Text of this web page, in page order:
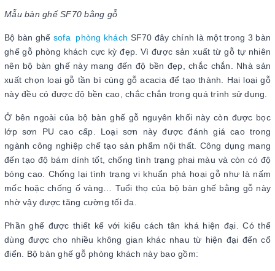
Mẫu bàn ghế SF70 bằng gỗ
Bộ bàn ghế sofa phòng khách SF70 đây chính là một trong 3 bàn
ghế gỗ phòng khách cực kỳ đẹp. Vì được sản xuất từ gỗ tự nhiên
nên bộ bàn ghế này mang đến độ bền đẹp, chắc chắn. Nhà sản
xuất chọn loại gỗ tần bì cùng gỗ acacia để tạo thành. Hai loại gỗ
này đều có được độ bền cao, chắc chắn trong quá trình sử dụng.
Ở bên ngoài của bộ bàn ghế gỗ nguyên khối này còn được bọc
lớp sơn PU cao cấp. Loại sơn này được đánh giá cao trong
ngành công nghiệp chế tạo sản phẩm nội thất. Công dụng mang
đến tạo độ bám dính tốt, chống tình trạng phai màu và còn có độ
bóng cao. Chống lại tình trạng vi khuẩn phá hoại gỗ như là nấm
mốc hoặc chống ố vàng… Tuổi thọ của bộ bàn ghế bằng gỗ này
nhờ vậy được tăng cường tối đa.
Phần ghế được thiết kế với kiểu cách tân khá hiện đại. Có thể
dùng được cho nhiều không gian khác nhau từ hiện đại đến cổ
điển. Bộ bàn ghế gỗ phòng khách này bao gồm: